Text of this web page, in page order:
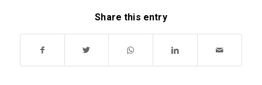
Share this entry